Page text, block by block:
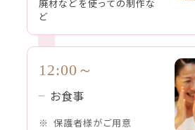
廃材などを使っての制作な
ど
12:00～
お食事
保護者様がご用意